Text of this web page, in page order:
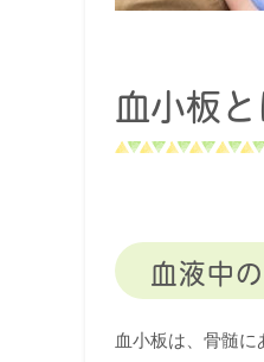
血小板と
血液中
血小板は、骨髄に